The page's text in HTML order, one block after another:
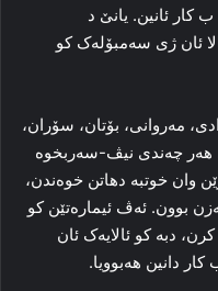
کار ئانین. یانێ د
ئان ژی سه‌مبۆله‌ک کو
مه‌روانی، بۆتان، سۆران،
هه‌ر چه‌ندی نیڤ-سه‌ربخوه‌
وان خوتبه‌ دهاتن خوه‌ندن،
بوون. ئه‌ڤ ئیماره‌تێن کو
دبه‌ کو ئالایه‌ک ئان
دانین هه‌بوویا.